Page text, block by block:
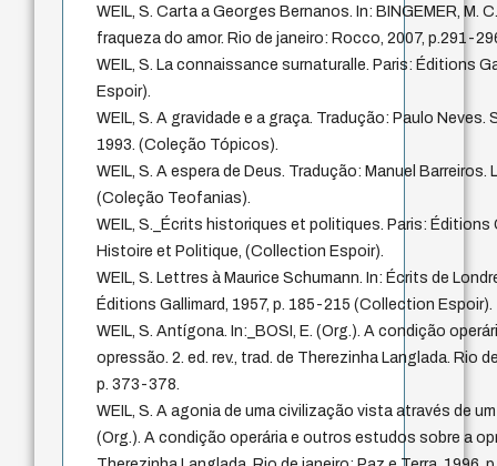
WEIL, S. Carta a Georges Bernanos. In: BINGEMER, M.
fraqueza do amor. Rio de janeiro: Rocco, 2007, p.291-
WEIL, S. La connaissance surnaturalle. Paris: Éditions
Espoir).
WEIL, S. A gravidade e a graça. Tradução: Paulo
1993. (Coleção Tópicos).
WEIL, S. A espera de Deus. Tradução: Manuel Barreiros.
(Coleção Teofanias).
WEIL, S._Écrits historiques et politiques. Paris: Éditions
Histoire et Politique, (Collection Espoir).
WEIL, S. Lettres à Maurice Schumann. In: Écrits de
Éditions Gallimard, 1957, p. 185-215 (Collection Espoir).
WEIL, S. Antígona. In:_BOSI, E. (Org.). A condição
opressão. 2. ed. rev., trad. de Therezinha Langlada. Rio
p. 373-378.
WEIL, S. A agonia de uma civilização vista através de
(Org.). A condição operária e outros estudos sobre a